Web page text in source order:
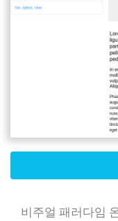
비주얼 패러다임